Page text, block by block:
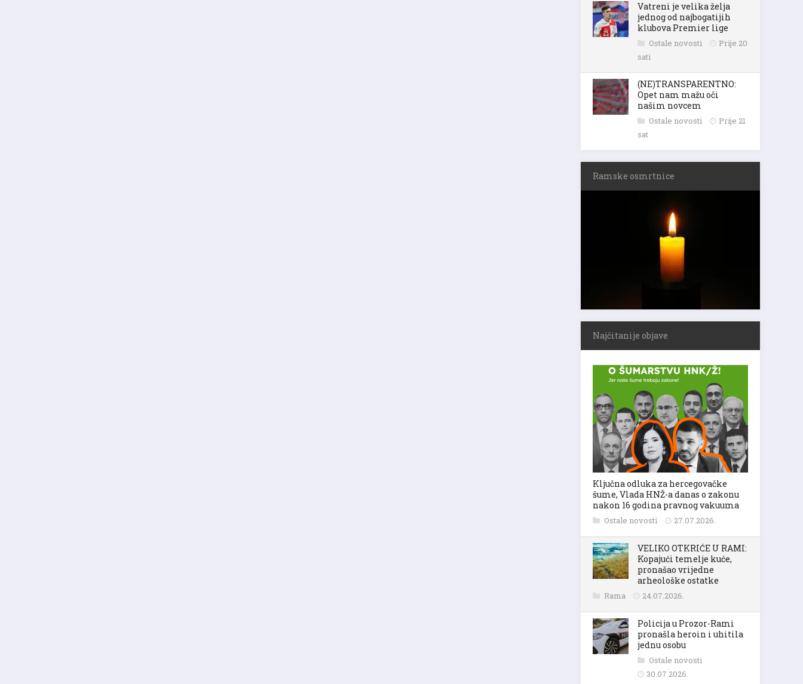
Vatreni je velika želja
jednog od najbogatijih
klubova Premier lige
Ostale novosti
Prije 20
sati
(NE)TRANSPARENTNO:
Opet nam mažu oči
našim novcem
Ostale novosti
Prije 21
sat
Ramske osmrtnice
Najčitanije objave
Ključna odluka za hercegovačke
šume, Vlada HNŽ-a danas o zakonu
nakon 16 godina pravnog vakuuma
Ostale novosti 27.07.2026.
VELIKO OTKRIĆE U RAMI:
Kopajući temelje kuće,
pronašao vrijedne
arheološke ostatke
Rama 24.07.2026.
Policija u Prozor-Rami
pronašla heroin i uhitila
jednu osobu
Ostale novosti
30.07.2026.